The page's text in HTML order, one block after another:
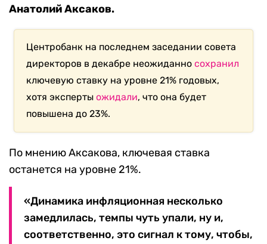
Анатолий Аксаков.
Центробанк на последнем заседании совета
директоров в декабре неожиданносохранил
ключевую ставку на уровне 21% годовых,
хотя экспертыожидали, что она будет
повышена до 23%.
По мнению Аксакова, ключевая ставка
останется на уровне 21%.
«Динамика инфляционная несколько
замедлилась, темпы чуть упали, ну и,
соответственно, это сигнал к тому, чтобы,